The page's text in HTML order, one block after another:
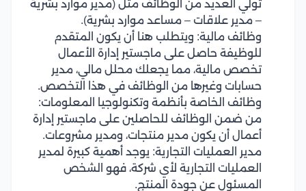
تولي العديد من الوظائف مثل (مدير موارد بشرية
– مدير علاقات – مساعد موارد بشرية).
وظائف مالية: ويتطلب هنا أن يكون المتقدم
للوظيفة حاصل على ماجستير إدارة الأعمال
تخصص مالية، مما يجعلك محلل مالي، مدير
حسابات وغيرها من الوظائف في هذا التخصص.
وظائف الخاصة بأنظمة وتكنولوجيا المعلومات:
من ضمن الوظائف للحاصلين على ماجستير إدارة
أعمال أن يكون مدير منتجات، ومدير مشروعات.
مدير العمليات التجارية: يوجد أهمية كبيرة لمدير
العمليات التجارية لأي شركة، فهو الشخص
المسئول عن جودة المنتج.